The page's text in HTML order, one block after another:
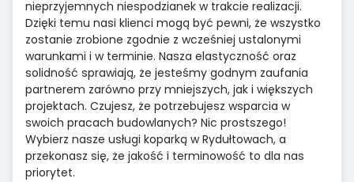
nieprzyjemnych niespodzianek w trakcie realizacji.
Dzięki temu nasi klienci mogą być pewni, że wszystko
zostanie zrobione zgodnie z wcześniej ustalonymi
warunkami i w terminie. Nasza elastyczność oraz
solidność sprawiają, że jesteśmy godnym zaufania
partnerem zarówno przy mniejszych, jak i większych
projektach. Czujesz, że potrzebujesz wsparcia w
swoich pracach budowlanych? Nic prostszego!
Wybierz nasze usługi koparką w Rydułtowach, a
przekonasz się, że jakość i terminowość to dla nas
priorytet.